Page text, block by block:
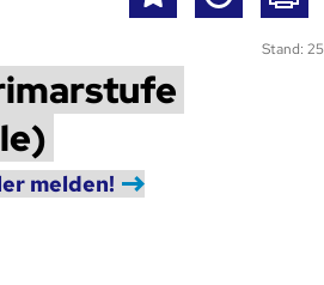
Stand:
melden!